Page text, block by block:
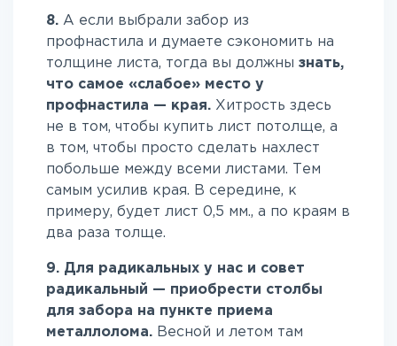
8.А если выбрали забор из
профнастила и думаете сэкономить на
толщине листа, тогда вы должнызнать,
что самое «слабое» место у
профнастила — края. Хитрость здесь
не в том, чтобы купить лист потолще, а
в том, чтобы просто сделать нахлест
побольше между всеми листами. Тем
самым усилив края. В середине, к
примеру, будет лист 0,5 мм., а по краям в
два раза толще.
9. Для радикальных у нас и совет
радикальный — приобрести столбы
для забора на пункте приема
металлолома. Весной и летом там